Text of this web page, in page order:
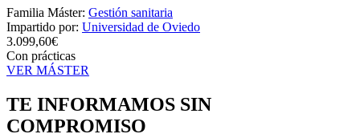
Familia Máster: Gestión sanitaria
Impartido por: Universidad de Oviedo
3.099,60€
Con prácticas
VER MÁSTER
TE INFORMAMOS SIN
COMPROMISO